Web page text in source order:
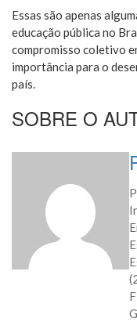
Essas são apenas
educação pública no
compromisso coletivo
importância para o
país.
SOBRE O